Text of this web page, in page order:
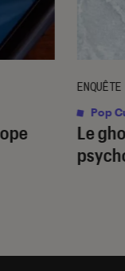
Le
ENQUÊTE
Pop